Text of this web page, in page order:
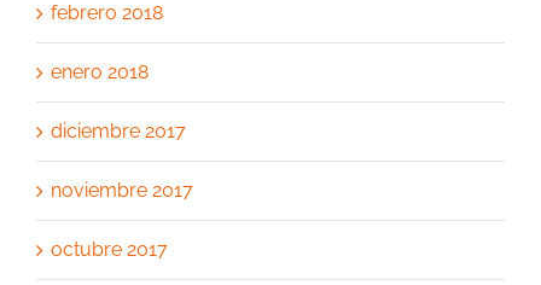
febrero 2018
enero 2018
diciembre 2017
noviembre 2017
octubre 2017